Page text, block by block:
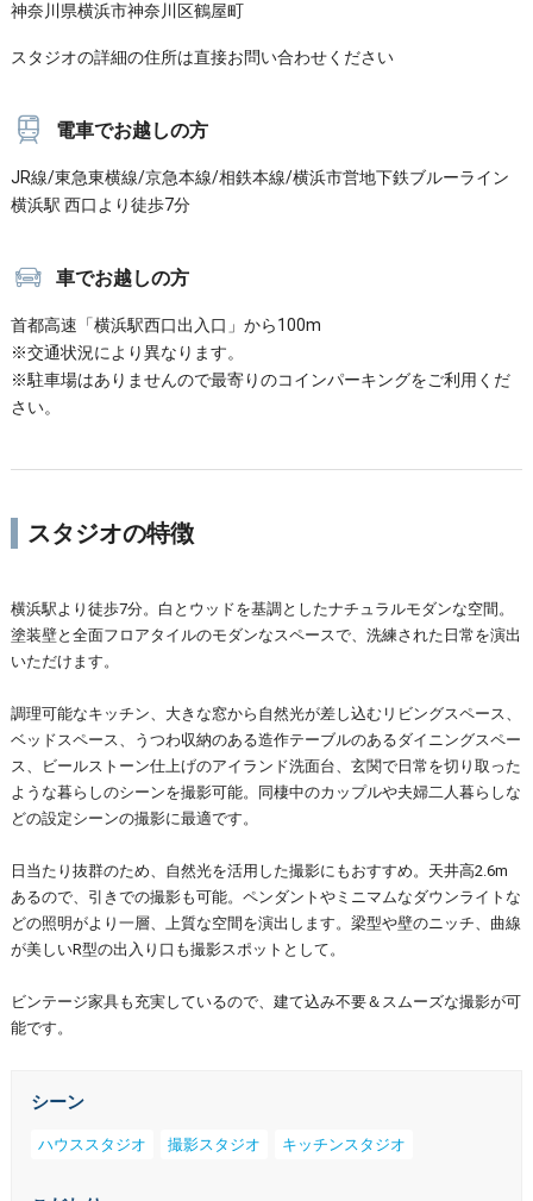
神奈川県横浜市神奈川区鶴屋町
スタジオの詳細の住所は直接お問い合わせください
電車でお越しの方
JR線/東急東横線/京急本線/相鉄本線/横浜市営地下鉄ブルーライン
横浜駅 西口より徒歩7分
車でお越しの方
首都高速「横浜駅西口出入口」から100m
※交通状況により異なります。
※駐車場はありませんので最寄りのコインパーキングをご利用くだ
さい。
スタジオの特徴
横浜駅より徒歩7分。白とウッドを基調としたナチュラルモダンな空間。
塗装壁と全面フロアタイルのモダンなスペースで、洗練された日常を演出
いただけます。
調理可能なキッチン、大きな窓から自然光が差し込むリビングスペース、
ベッドスペース、うつわ収納のある造作テーブルのあるダイニングスペー
ス、ビールストーン仕上げのアイランド洗面台、玄関で日常を切り取った
ような暮らしのシーンを撮影可能。同棲中のカップルや夫婦二人暮らしな
どの設定シーンの撮影に最適です。
日当たり抜群のため、自然光を活用した撮影にもおすすめ。天井高2.6m
あるので、引きでの撮影も可能。ペンダントやミニマムなダウンライトな
どの照明がより一層、上質な空間を演出します。梁型や壁のニッチ、曲線
が美しいR型の出入り口も撮影スポットとして。
ビンテージ家具も充実しているので、建て込み不要＆スムーズな撮影が可
能です。
シーン
ハウススタジオ 撮影スタジオ キッチンスタジオ